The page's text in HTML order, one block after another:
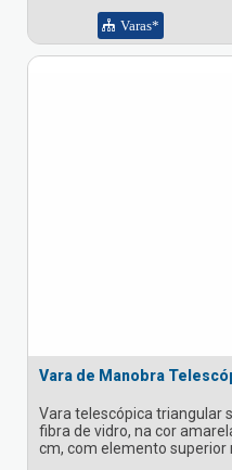
Varas*
Vara de Manobra
Vara telescópica triangular
fibra de vidro, na cor
cm, com elemento superior